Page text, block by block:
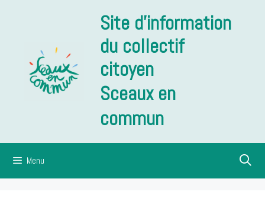
Site d'information
du collectif
citoyen
Sceaux en
commun
Menu